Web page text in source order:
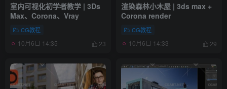
室内可视化初学者教学 | 3Ds
Max、Corona、Vray
CG教程
10月6日 14:35 23
渲染森林小木屋 | 3ds max +
Corona render
CG教程
10月6日 14:33 29